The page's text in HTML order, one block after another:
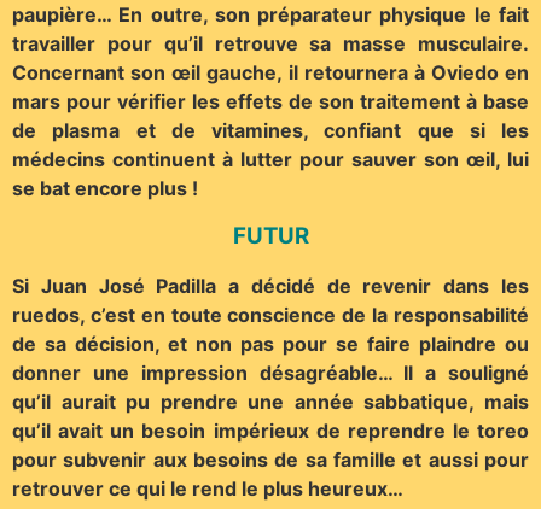
paupière… En outre, son préparateur physique le fait
travailler pour qu’il retrouve sa masse musculaire.
Concernant son œil gauche, il retournera à Oviedo en
mars pour vérifier les effets de son traitement à base
de plasma et de vitamines, confiant que si les
médecins continuent à lutter pour sauver son œil, lui
se bat encore plus !
FUTUR
Si Juan José Padilla a décidé de revenir dans les
ruedos, c’est en toute conscience de la responsabilité
de sa décision, et non pas pour se faire plaindre ou
donner une impression désagréable… Il a souligné
qu’il aurait pu prendre une année sabbatique, mais
qu’il avait un besoin impérieux de reprendre le toreo
pour subvenir aux besoins de sa famille et aussi pour
retrouver ce qui le rend le plus heureux…